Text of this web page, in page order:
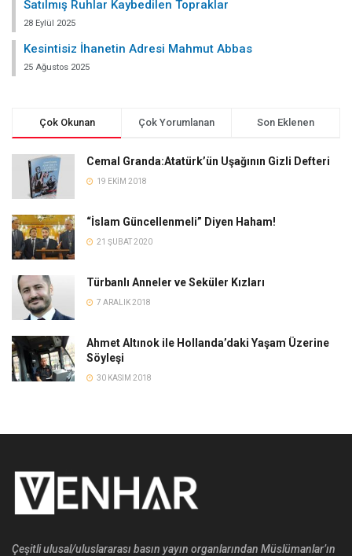
Satılmış Ruhlar Kaybedilen Topraklar
28 Eylül 2025
Kesintisiz İhanetin Adresi Mahmut Abbas
25 Ağustos 2025
Çok Okunan Çok Yorumlanan Son Eklenen
Cemal Granda:Atatürk’ün Uşağının Gizli Defteri
19 EKIM 2018
“İslam Güncellenmeli” Diyen Haham!
21 ŞUBAT 2020
Türbanlı Anneler ve Seküler Kızları
7 ARALIK 2018
Ahmet Altınok ile Hollanda’daki Yaşam Üzerine
Söyleşi
30 KASIM 2018
Çeşitli ulusal/uluslararası basın yayın organlarından Müslümanlar’ın